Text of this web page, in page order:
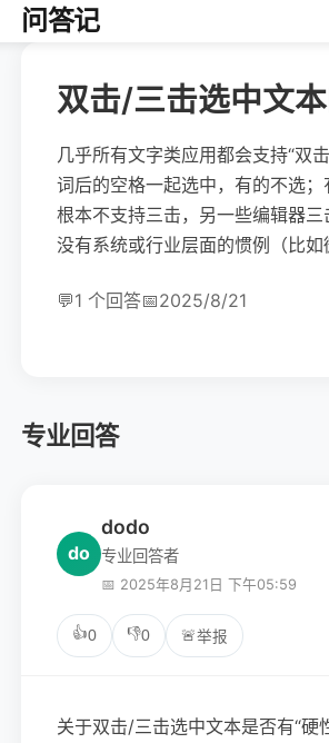
问答记
双击/三击选中文
几乎所有文字类应用都会支持“双
词后的空格一起选中，有的不选
根本不支持三击，另一些编辑器
没有系统或行业层面的惯例（比
💬1 个回答📅2025/8/21
专业回答
do
dodo
专业回答者
📅 2025年8月21日 下午05:59
👍0 👎0 🚨举报
关于双击/三击选中文本是否有“